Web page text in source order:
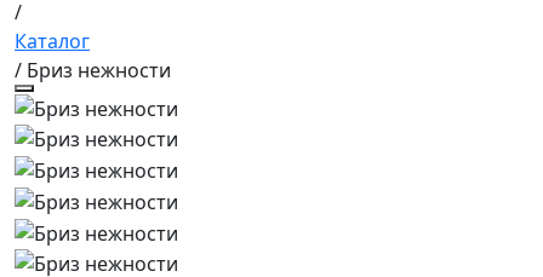
/
Каталог
/ Бриз нежности